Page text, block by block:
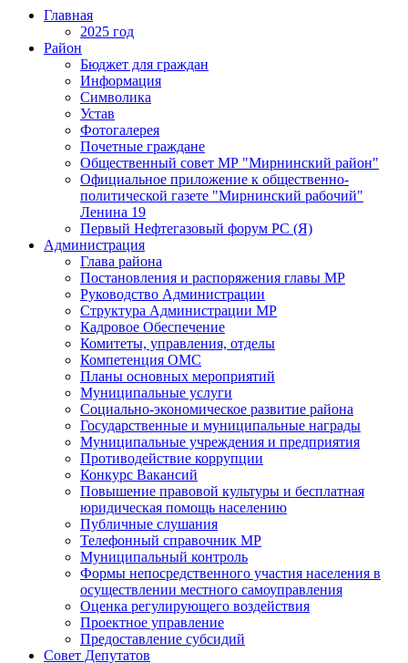
Главная
2025 год
Район
Бюджет для граждан
Информация
Символика
Устав
Фотогалерея
Почетные граждане
Общественный совет МР "Мирнинский район"
Официальное приложение к общественно-
политической газете "Мирнинский рабочий"
Ленина 19
Первый Нефтегазовый форум РС (Я)
Администрация
Глава района
Постановления и распоряжения главы МР
Руководство Администрации
Структура Администрации МР
Кадровое Обеспечение
Комитеты, управления, отделы
Компетенция ОМС
Планы основных мероприятий
Муниципальные услуги
Социально-экономическое развитие района
Государственные и муниципальные награды
Муниципальные учреждения и предприятия
Противодействие коррупции
Конкурс Вакансий
Повышение правовой культуры и бесплатная
юридическая помощь населению
Публичные слушания
Телефонный справочник МР
Муниципальный контроль
Формы непосредственного участия населения в
осуществлении местного самоуправления
Оценка регулирующего воздействия
Проектное управление
Предоставление субсидий
Совет Депутатов